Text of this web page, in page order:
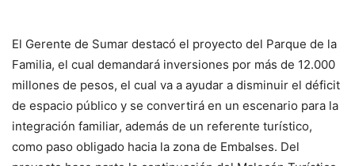
El Gerente de Sumar destacó el proyecto del Parque de la
Familia, el cual demandará inversiones por más de 12.000
millones de pesos, el cual va a ayudar a disminuir el déficit
de espacio público y se convertirá en un escenario para la
integración familiar, además de un referente turístico,
como paso obligado hacia la zona de Embalses. Del